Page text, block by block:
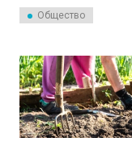
советами, которые
только сохранить силы,
Общество